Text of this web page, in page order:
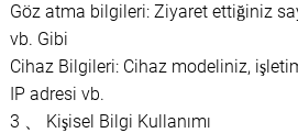
Göz atma bilgileri: Ziyaret ettiğiniz
vb. Gibi
Cihaz Bilgileri: Cihaz modeliniz,
IP adresi vb.
3 、 Kişisel Bilgi Kullanımı